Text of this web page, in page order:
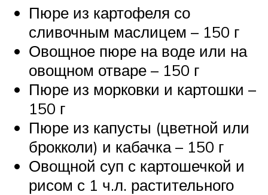
Пюре из картофеля со
сливочным маслицем – 150 г
Овощное пюре на воде или на
овощном отваре – 150 г
Пюре из морковки и картошки –
150 г
Пюре из капусты (цветной или
брокколи) и кабачка – 150 г
Овощной суп с картошечкой и
рисом с 1 ч.л. растительного